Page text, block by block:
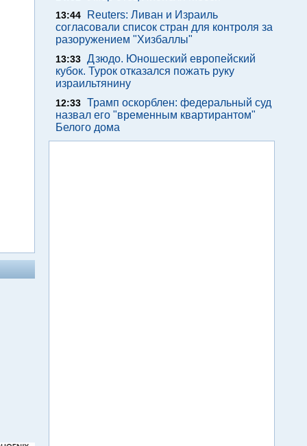
13:44
Reuters: Ливан и Израиль
согласовали список стран для контроля за
разоружением "Хизбаллы"
13:33 Дзюдо. Юношеский европейский
кубок. Турок отказался пожать руку
израильтянину
12:33 Трамп оскорблен: федеральный суд
назвал его "временным квартирантом"
Белого дома